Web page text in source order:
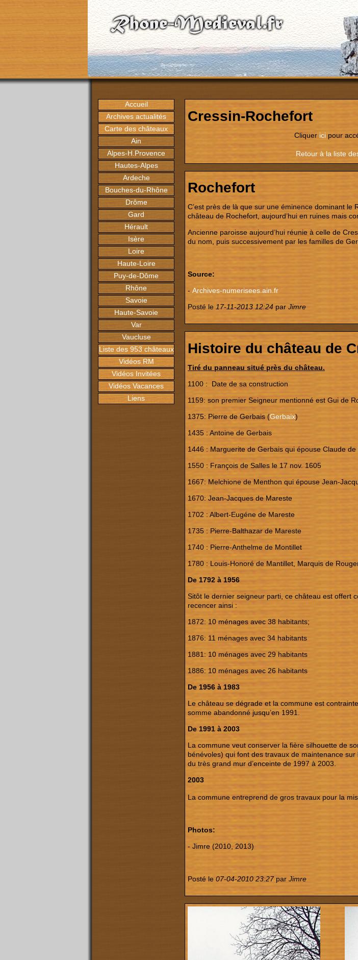
Accueil
Archives actualités
Carte des châteaux
Ain
Alpes-H.Provence
Hautes-Alpes
Ardeche
Bouches-du-Rhône
Drôme
Gard
Hérault
Isère
Loire
Haute-Loire
Puy-de-Dôme
Rhône
Savoie
Haute-Savoie
Var
Vaucluse
Liste des 953 châteaux
Vidéos RM
Vidéos Invitées
Vidéos Vacances
Liens
Cressin-Rochefort
Cliquer ici pour
Retour à la liste
Rochefort
C’est près de là que sur une éminence dominant le
château de Rochefort, aujourd’hui en ruines mais
Ancienne paroisse aujourd’hui réunie à celle de
du nom, puis successivement par les familles de
Source:
- Archives-numerisees.ain.fr
Posté le 17-11-2013 12:24 par Jimre
Histoire du château de
Tiré du panneau situé près du château.
1100 :
Date de sa construction
1159: son premier Seigneur mentionné est Gui de
1375: Pierre de Gerbais (Gerbaix)
1435 : Antoine de Gerbais
1446 : Marguerite de Gerbais qui épouse Claude de
1550 : François de Salles le 17 nov. 1605
1667: Melchione de Menthon qui épouse Jean-
1670: Jean-Jacques de Mareste
1702 : Albert-Eugéne de Mareste
1735 : Pierre-Balthazar de Mareste
1740 : Pierre-Anthelme de Montillet
1780 : Louis-Honoré de Mantillet, Marquis de
De 1792 à 1956
Sitôt le dernier seigneur parti, ce château est offert
recencer ainsi :
1872: 10 ménages avec 38 habitants;
1876: 11 ménages avec 34 habitants
1881: 10 ménages avec 29 habitants
1886: 10 ménages avec 26 habitants
De 1956 à 1983
Le château se dégrade et la commune est
somme abandonné jusqu’en 1991.
De 1991 à 2003
La commune veut conserver la fière silhouette de
bénévoles) qui font des travaux de maintenance
du très grand mur d’enceinte de 1997 à 2003.
2003
La commune entreprend de gros travaux pour la
Photos:
- Jimre (2010, 2013)
Posté le 07-04-2010 23:27par Jimre